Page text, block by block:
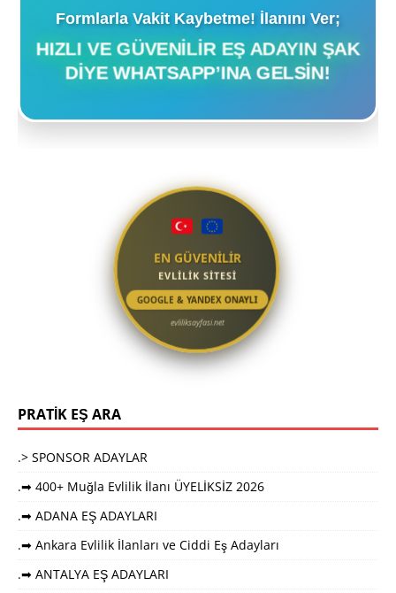
Formlarla Vakit Kaybetme! İlanını Ver;
HIZLI VE GÜVENILIR EŞ ADAYIN ŞAK
DIYE WHATSAPP’INA GELSIN!
EN GÜVENİLİR
EVLİLİK SİTESİ
GOOGLE & YANDEX ONAYLI
evliliksayfasi.net
PRATİK EŞ ARA
.> SPONSOR ADAYLAR
.➡ 400+ Muğla Evlilik İlanı ÜYELİKSİZ 2026
.➡ ADANA EŞ ADAYLARI
.➡ Ankara Evlilik İlanları ve Ciddi Eş Adayları
.➡ ANTALYA EŞ ADAYLARI